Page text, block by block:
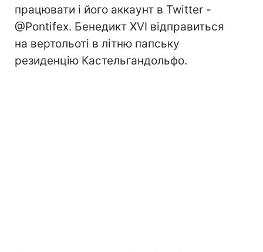
працювати і його аккаунт в Twitter -
@Pontifex. Бенедикт XVI відправиться
на вертольоті в літню папську
резиденцію Кастельгандольфо.